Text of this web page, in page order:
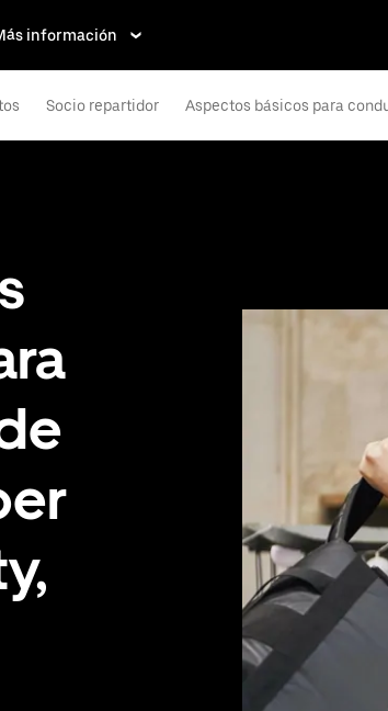
información
Socio repartidor Aspectos básicos para